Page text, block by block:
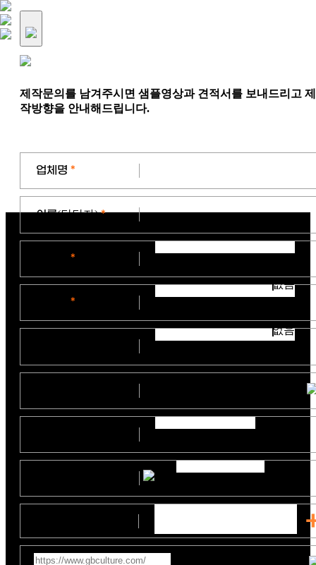
제작문의를 남겨주시면 샘플영상과 견적서를 보내드리고 제
작방향을 안내해드립니다.
업체명 *
이름(담당자) *
*
*
없음
없음